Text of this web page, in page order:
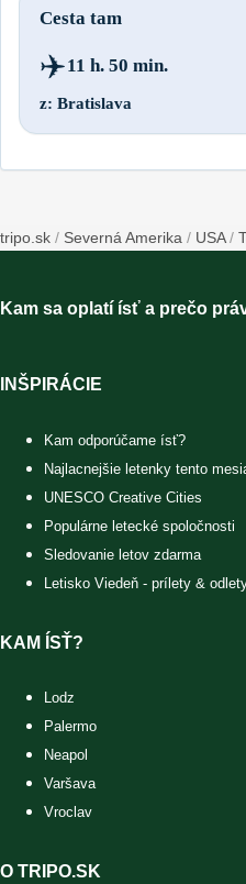
Cesta tam
✈️11 h. 50 min.
z: Bratislava
tripo.sk / Severná Amerika / USA/
Kam sa oplatí ísť a prečo
INŠPIRÁCIE
Kam odporúčame ísť?
Najlacnejšie letenky tento
UNESCO Creative Cities
Populárne letecké spoločnosti
Sledovanie letov zdarma
Letisko Viedeň - prílety &
KAM ÍSŤ?
Lodz
Palermo
Neapol
Varšava
Vroclav
O TRIPO.SK